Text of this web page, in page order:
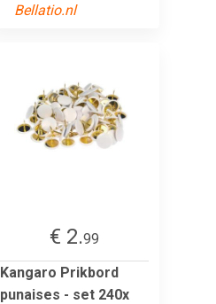
Bellatio.nl
€ 2.99
Kangaro Prikbord
punaises - set 240x